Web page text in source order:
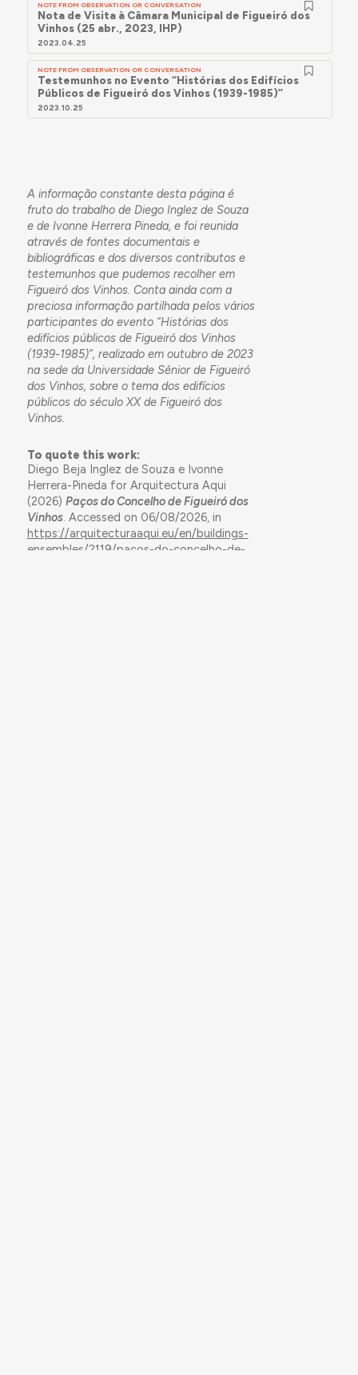
NOTE FROM OBSERVATION OR CONVERSATION
Nota de Visita à Câmara Municipal de Figueiró dos
Vinhos (25 abr., 2023, IHP)
2023.04.25
NOTE FROM OBSERVATION OR CONVERSATION
Testemunhos no Evento “Histórias dos Edifícios
Públicos de Figueiró dos Vinhos (1939-1985)”
2023.10.25
A informação constante desta página é
fruto do trabalho de Diego Inglez de Souza
e de Ivonne Herrera Pineda, e foi reunida
através de fontes documentais e
bibliográficas e dos diversos contributos e
testemunhos que pudemos recolher em
Figueiró dos Vinhos. Conta ainda com a
preciosa informação partilhada pelos vários
participantes do evento “Histórias dos
edifícios públicos de Figueiró dos Vinhos
(1939-1985)”, realizado em outubro de 2023
na sede da Universidade Sénior de Figueiró
dos Vinhos, sobre o tema dos edifícios
públicos do século XX de Figueiró dos
Vinhos.
To quote this work:
Diego Beja Inglez de Souza e Ivonne
Herrera-Pineda for Arquitectura Aqui
(2026) Paços do Concelho de Figueiró dos
Vinhos. Accessed on 06/08/2026, in
https://arquitecturaaqui.eu/en/buildings-
ensembles/2119/pacos-do-concelho-de-